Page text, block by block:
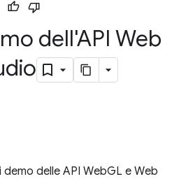
dell'API Web
delle API WebGL e Web